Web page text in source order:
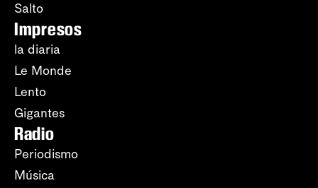
Salto
Impresos
la diaria
Le Monde
Lento
Gigantes
Radio
Periodismo
Música